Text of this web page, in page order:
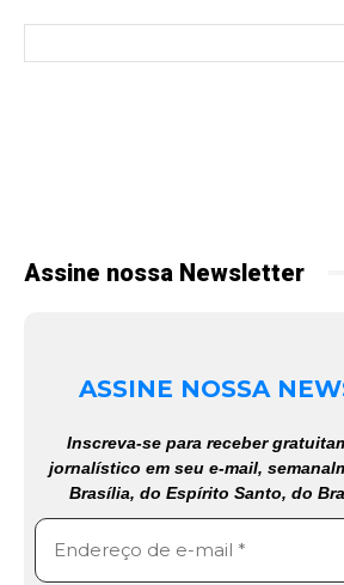
Assine nossa Newsletter
ASSINE NOSSA
Inscreva-se para receber
jornalístico em seu e-mail,
Brasília, do Espírito Santo, do